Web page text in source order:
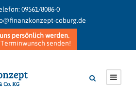
09561/8086-0
coburg.de
persönlich werden.
senden!